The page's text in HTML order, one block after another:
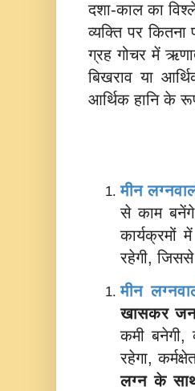
दशा-काल का
व्यक्ति पर
ग्रह गोचर में
बिखराव या
आर्थिक हानि के
मीन
से काम बनेंगे
कार्यक्रमों
रहेगी,
मीन
खासकर
कमी बनेगी,
रहेगा,
लग्न के